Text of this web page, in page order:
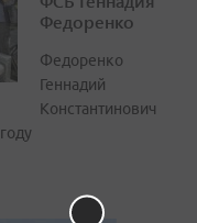
Федоренко
Федоренко
Геннадий
Константинович